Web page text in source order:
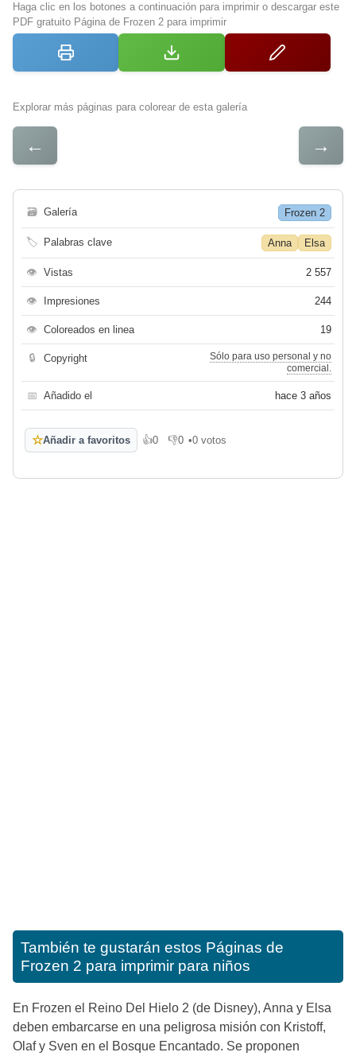
Haga clic en los botones a continuación para imprimir o descargar este
PDF gratuito Página de Frozen 2 para imprimir
Explorar más páginas para colorear de esta galería
← →
🗃 Galería Frozen 2
🏷 Palabras clave Anna Elsa
👁 Vistas 2 557
👁 Impresiones 244
👁 Coloreados en linea 19
🔒 Copyright
Sólo para uso personal y no
comercial.
📅 Añadido el hace 3 años
☆Añadir a favoritos 👍0
Me gusta
👎0
No me gusta
•0 votos
También te gustarán estos Páginas de
Frozen 2 para imprimir para niños
En Frozen el Reino Del Hielo 2 (de Disney), Anna y Elsa
deben embarcarse en una peligrosa misión con Kristoff,
Olaf y Sven en el Bosque Encantado. Se proponen